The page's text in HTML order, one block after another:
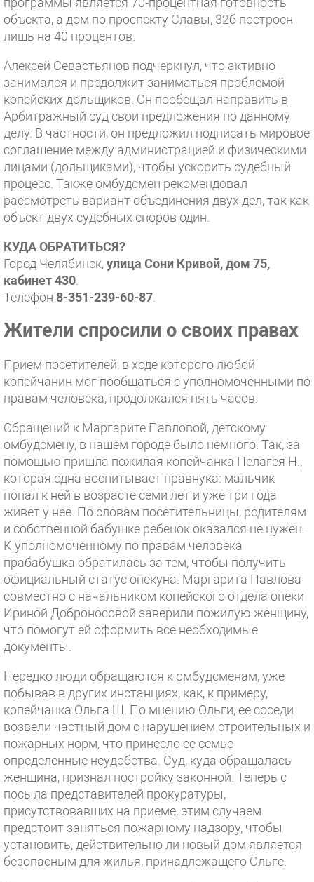
объекта, а дом по проспекту Славы, 32б построен
лишь на 40 процентов.
Алексей Севастьянов подчеркнул, что активно
занимался и продолжит заниматься проблемой
копейских дольщиков. Он пообещал направить в
Арбитражный суд свои предложения по данному
делу. В частности, он предложил подписать мировое
соглашение между администрацией и физическими
лицами (дольщиками), чтобы ускорить судебный
процесс. Также омбудсмен рекомендовал
рассмотреть вариант объединения двух дел, так как
объект двух судебных споров один.
КУДА ОБРАТИТЬСЯ?
Город Челябинск,улица Сони Кривой, дом 75,
кабинет 430
Телефон 8-351-239-60-87
Жители спросили о своих правах
Прием посетителей, в ходе которого любой
копейчанин мог пообщаться с уполномоченными по
правам человека, продолжался пять часов.
Обращений к Маргарите Павловой, детскому
омбудсмену, в нашем городе было немного. Так, за
помощью пришла пожилая копейчанка Пелагея Н.,
которая одна воспитывает правнука: мальчик
попал к ней в возрасте семи лет и уже три года
живет у нее. По словам посетительницы, родителям
и собственной бабушке ребенок оказался не нужен.
К уполномоченному по правам человека
прабабушка обратилась за тем, чтобы получить
официальный статус опекуна. Маргарита Павлова
совместно с начальником копейского отдела опеки
Ириной Доброносовой заверили пожилую женщину,
что помогут ей оформить все необходимые
документы.
Нередко люди обращаются к омбудсменам, уже
побывав в других инстанциях, как, к примеру,
копейчанка Ольга Щ. По мнению Ольги, ее соседи
возвели частный дом с нарушением строительных и
пожарных норм, что принесло ее семье
определенные неудобства. Суд, куда обращалась
женщина, признал постройку законной. Теперь с
посыла представителей прокуратуры,
присутствовавших на приеме, этим случаем
предстоит заняться пожарному надзору, чтобы
установить, действительно ли новый дом является
безопасным для жилья, принадлежащего Ольге.